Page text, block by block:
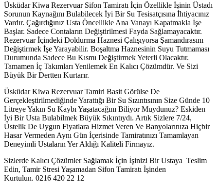
Üsküdar Kiwa Rezervuar Sifon Tamiratı İçin Özellikle İşinin Üstadı
Sorunun Kaynağını Bulabilecek İyi Bir Su Tesisatçısına İhtiyacınız
Vardır. Çağırdığınız Usta Öncellikle Ana Vanayı Kapatmakla İşe
Başlar. Sadece Contaların Değiştirilmesi Fayda Sağlamayacaktır.
Rezervuar İçindeki Doldurma Haznesi Çalışıyorsa Şamandırasını
Değiştirmek İşe Yarayabilir. Boşaltma Haznesinin Suyu Tutmaması
Durumunda Sadece Bu Kısmı Değiştirmek Yeterli Olacaktır.
Tamamen İç Takımları Yenilemek En Kalıcı Çözümdür. Ve Sizi
Büyük Bir Dertten Kurtarır.
Üsküdar Kiwa Rezervuar Tamiri Basit Görülse De
Gerçekleştirilmediğinde Yarattığı Bir Su Sızıntısının Size Günde 10
Litreye Yakın Su Kaybı Yaşatacağını Biliyor Muydunuz? Eskiden
İyi Bir Usta Bulabilmek Büyük Sıkıntıydı. Artık Sizlere 7/24,
Üstelik De Uygun Fiyatlara Hizmet Veren Ve Banyolarınıza Hiçbir
Hasar Vermeden Aynı Gün İçerisinde Tamiratınızı Tamamlayan
Deneyimli Ustaların Yer Aldığı Kaliteli Firmayız.
Sizlerde Kalıcı Çözümler Sağlamak İçin İşinizi Bir Ustaya Teslim
Edin, Tamir Stresi Yaşamadan Sifon Tamiratı İşinden
Kurtulun. 0216 420 22 12